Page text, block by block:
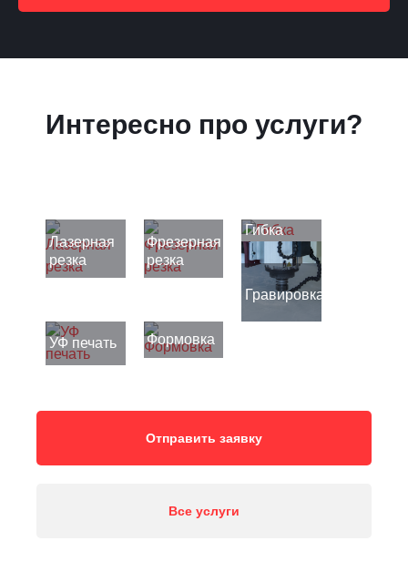
Интересно про услуги?
Лазерная
резка
Фрезерная
резка
Гибка
Гравировка
УФ печать Формовка
Отправить заявку
Все услуги